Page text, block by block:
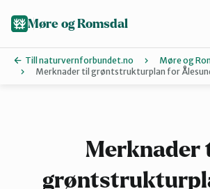
Aure
Møre og Romsdal
Till naturvernforbundet.no Møre og
Merknader til grøntstrukturplan for
Merknader